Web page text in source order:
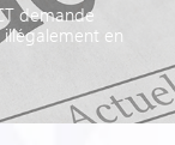
demande
illégalement en